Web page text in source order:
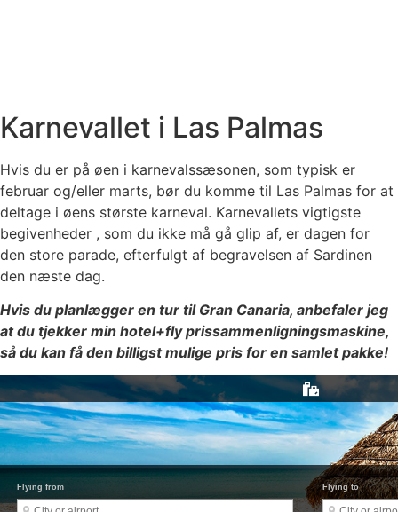
Karnevallet i Las Palmas
Hvis du er på øen i karnevalssæsonen, som typisk er
februar og/eller marts, bør du komme til Las Palmas for at
deltage i øens største karneval. Karnevallets vigtigste
begivenheder , som du ikke må gå glip af, er dagen for
den store parade, efterfulgt af begravelsen af ​​Sardinen
den næste dag.
Hvis du planlægger en tur til Gran Canaria, anbefaler jeg
at du tjekker min hotel+fly prissammenligningsmaskine,
så du kan få den billigst mulige pris for en samlet pakke!